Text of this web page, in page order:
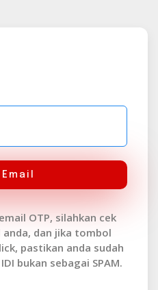
OTP, silahkan cek
anda, dan jika tombol
pastikan anda sudah
bukan sebagai SPAM.